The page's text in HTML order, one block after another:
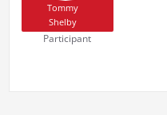
Tommy
Shelby
Participant